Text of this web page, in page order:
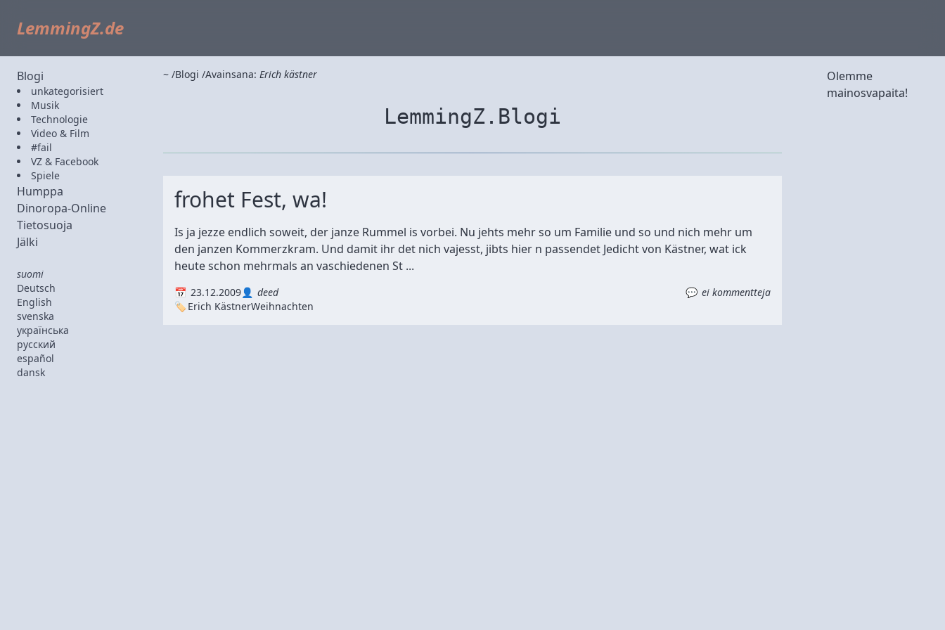
LemmingZ.de
Blogi
unkategorisiert
Musik
Technologie
Video & Film
#fail
VZ & Facebook
Spiele
Humppa
Dinoropa-Online
Tietosuoja
Jälki
suomi
Deutsch
English
svenska
українська
русский
español
dansk
~ Blogi Avainsana: Erich kästner
LemmingZ.Blogi
frohet Fest, wa!
Is ja jezze endlich soweit, der janze Rummel is vorbei. Nu jehts mehr so um Familie und so und nich mehr um
den janzen Kommerzkram. Und damit ihr det nich vajesst, jibts hier n passendet Jedicht von Kästner, wat ick
heute schon mehrmals an vaschiedenen St ...
23.12.2009 deed
ei kommentteja
Erich KästnerWeihnachten
Olemme
mainosvapaita!